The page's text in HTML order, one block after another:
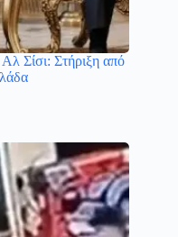
Σίσι: Στήριξη από